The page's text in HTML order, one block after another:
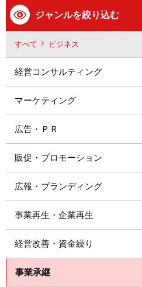
ジャンルを絞り込む
すべて ビジネス
経営コンサルティング
マーケティング
広告・ＰＲ
販促・プロモーション
広報・ブランディング
事業再生・企業再生
経営改善・資金繰り
事業承継